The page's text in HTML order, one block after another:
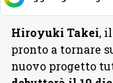
Hiroyuki Takei,
pronto a tornare
nuovo progetto